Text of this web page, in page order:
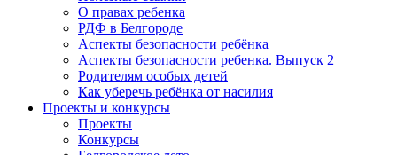
О правах ребенка
РДФ в Белгороде
Аспекты безопасности ребёнка
Аспекты безопасности ребенка. Выпуск 2
Родителям особых детей
Как уберечь ребёнка от насилия
Проекты и конкурсы
Проекты
Конкурсы